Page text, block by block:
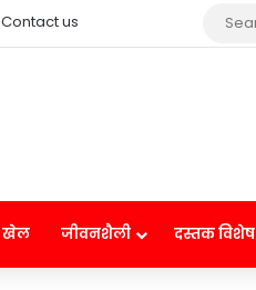
Contact us
खेल जीवनशैली दस्तक विशेष